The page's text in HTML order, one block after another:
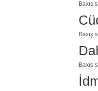
Baxış
Baxış
Baxış